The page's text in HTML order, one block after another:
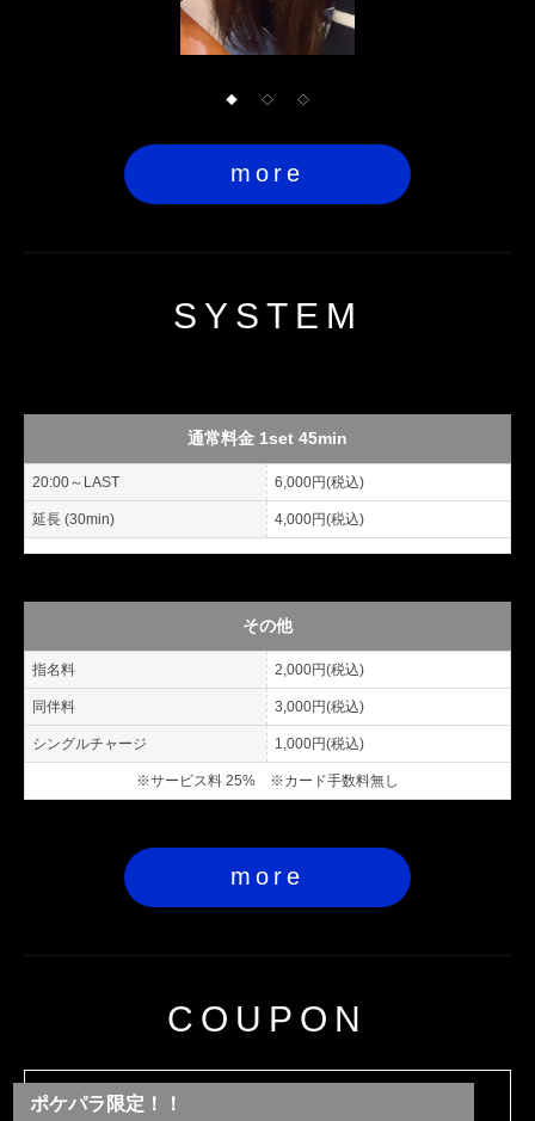
◆ ◇ ◇
more
SYSTEM
通常料金 1set 45min
20:00～LAST 6,000円(税込)
延長 (30min) 4,000円(税込)
その他
指名料 2,000円(税込)
同伴料 3,000円(税込)
シングルチャージ 1,000円(税込)
※サービス料 25% ※カード手数料無し
more
COUPON
ポケパラ限定！！